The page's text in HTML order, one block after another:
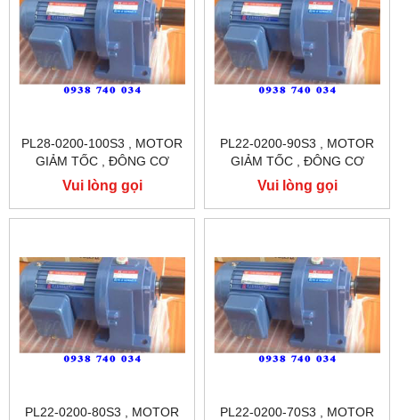
PL28-0200-100S3 , MOTOR
GIẢM TỐC , ĐÔNG CƠ
GIẢM TỐC CHÂN ĐẾ
TUNGLEE
Vui lòng gọi
PL22-0200-90S3 , MOTOR
GIẢM TỐC , ĐÔNG CƠ
GIẢM TỐC CHÂN ĐẾ
TUNGLEE
Vui lòng gọi
PL22-0200-80S3 , MOTOR
PL22-0200-70S3 , MOTOR